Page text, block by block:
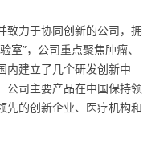
致力于协同创新的公司，拥
室”，公司重点聚焦肿瘤、
内建立了几个研发创新中
公司主要产品在中国保持领
先的创新企业、医疗机构和